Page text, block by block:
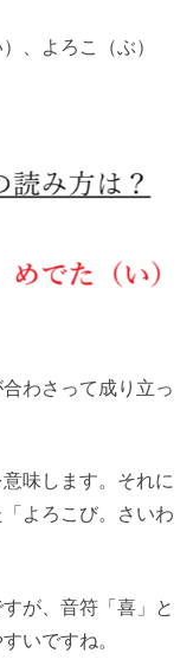
、よろこ（ぶ）
わさって成り立っ
味します。それに
よろこび。さいわ
が、音符「喜」と
いですね。